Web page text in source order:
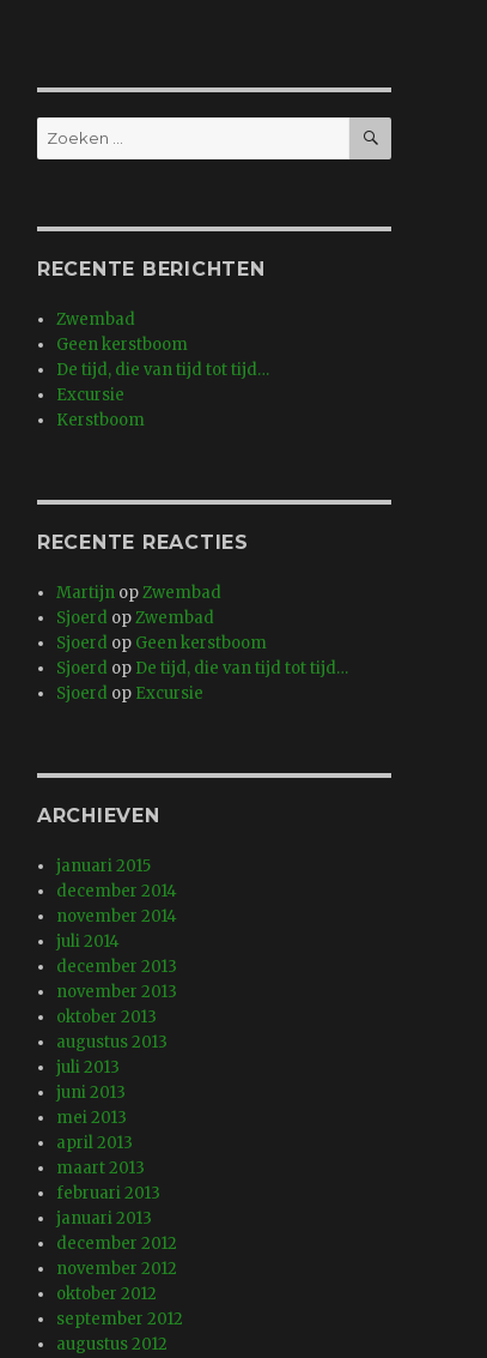
Zoeken
naar:
ZOEKEN
RECENTE BERICHTEN
Zwembad
Geen kerstboom
De tijd, die van tijd tot tijd…
Excursie
Kerstboom
RECENTE REACTIES
Martijn opZwembad
Sjoerd opZwembad
Sjoerd op Geen kerstboom
Sjoerd op De tijd, die van tijd tot tijd…
Sjoerd op Excursie
ARCHIEVEN
januari 2015
december 2014
november 2014
juli 2014
december 2013
november 2013
oktober 2013
augustus 2013
juli 2013
juni 2013
mei 2013
april 2013
maart 2013
februari 2013
januari 2013
december 2012
november 2012
oktober 2012
september 2012
augustus 2012